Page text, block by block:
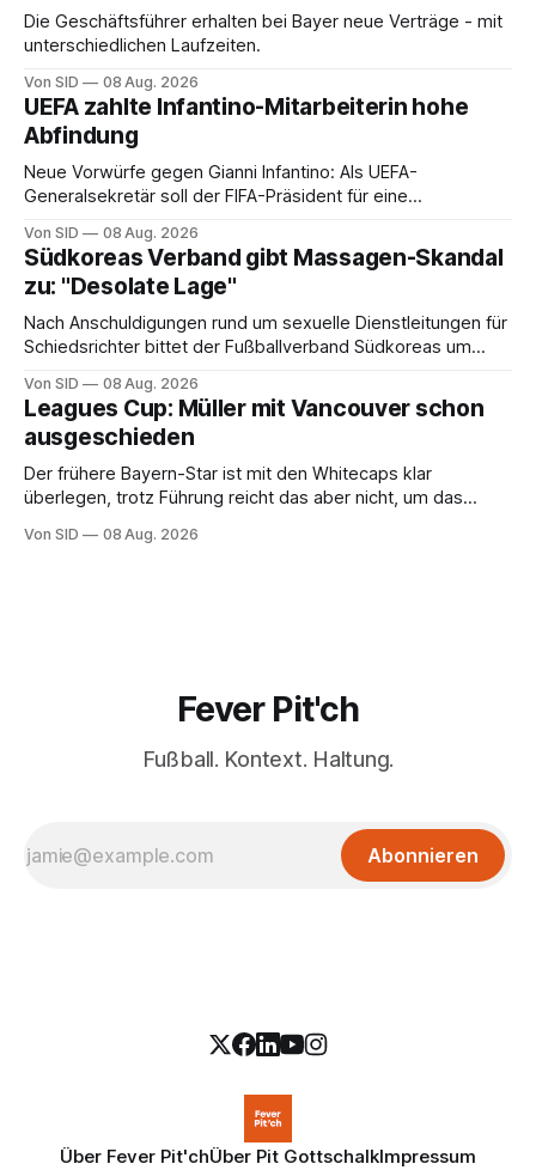
Die Geschäftsführer erhalten bei Bayer neue Verträge - mit
unterschiedlichen Laufzeiten.
Von SID 08 Aug. 2026
UEFA zahlte Infantino-Mitarbeiterin hohe
Abfindung
Neue Vorwürfe gegen Gianni Infantino: Als UEFA-
Generalsekretär soll der FIFA-Präsident für eine
Von SID 08 Aug. 2026
Südkoreas Verband gibt Massagen-Skandal
zu: "Desolate Lage"
Nach Anschuldigungen rund um sexuelle Dienstleitungen für
Schiedsrichter bittet der Fußballverband Südkoreas um
Von SID 08 Aug. 2026
Leagues Cup: Müller mit Vancouver schon
ausgeschieden
Der frühere Bayern-Star ist mit den Whitecaps klar
überlegen, trotz Führung reicht das aber nicht, um das
Von SID 08 Aug. 2026
Fever Pit'ch
Fußball. Kontext. Haltung.
Abonnieren
Über Fever Pit'chÜber Pit GottschalkImpressum